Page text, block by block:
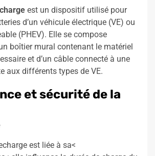
est un dispositif utilisé pour
d’un véhicule électrique (VE) ou
(PHEV). Elle se compose
boîtier mural contenant le matériel
et d’un câble connecté à une
aux différents types de VE.
et sécurité de la
est liée à sa<